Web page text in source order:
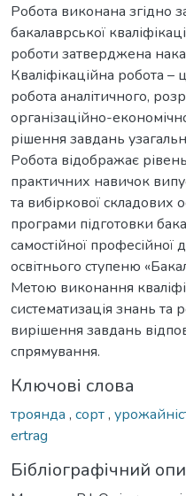
Робота виконана згідно
бакалаврської
роботи затверджена
Кваліфікаційна робота –
робота аналітичного,
організаційно-
рішення завдань
Робота відображає
практичних навичок
та вибіркової складових
програми підготовки
самостійної професійної
освітнього ступеню
Метою виконання
систематизація знань
вирішення завдань
спрямування.
Ключові слова
троянда , сорт,
ertrag
Бібліографічний